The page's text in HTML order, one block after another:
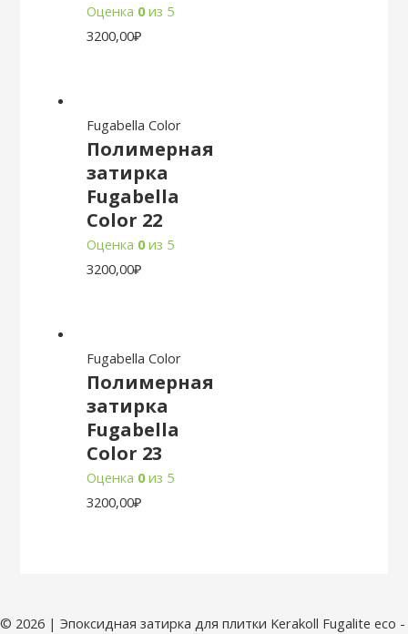
Оценка 0из 5
3200,00₽
Fugabella Color
Полимерная
затирка
Fugabella
Color 22
Оценка 0из 5
3200,00₽
Fugabella Color
Полимерная
затирка
Fugabella
Color 23
Оценка 0из 5
3200,00₽
© 2026 | Эпоксидная затирка для плитки Kerakoll Fugalite eco -